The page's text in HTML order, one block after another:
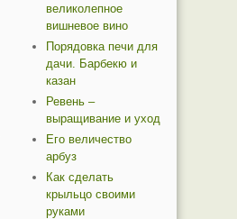
великолепное
вишневое вино
Порядовка печи для
дачи. Барбекю и
казан
Ревень –
выращивание и уход
Его величество
арбуз
Как сделать
крыльцо своими
руками